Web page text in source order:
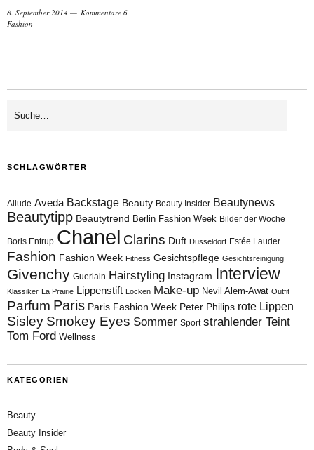
8. September 2014
Kommentare 6
Fashion
SCHLAGWÖRTER
Allude Aveda Backstage Beauty Beauty Insider Beautynews
Beautytipp Beautytrend Berlin Fashion Week Bilder der Woche
Boris Entrup Chanel Clarins Duft Düsseldorf Estée Lauder
Fashion Fashion Week Fitness Gesichtspflege Gesichtsreinigung
Givenchy Guerlain Hairstyling Instagram Interview
Klassiker La Prairie Lippenstift Locken Make-up Nevil Alem-Awat Outfit
Parfum Paris Paris Fashion Week Peter Philips rote Lippen
Sisley Smokey Eyes Sommer Sport strahlender Teint
Tom Ford Wellness
KATEGORIEN
Beauty
Beauty Insider